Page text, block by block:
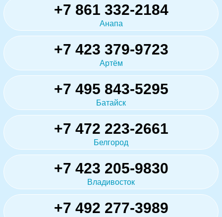
+7 861 332-2184
Анапа
+7 423 379-9723
Артём
+7 495 843-5295
Батайск
+7 472 223-2661
Белгород
+7 423 205-9830
Владивосток
+7 492 277-3989